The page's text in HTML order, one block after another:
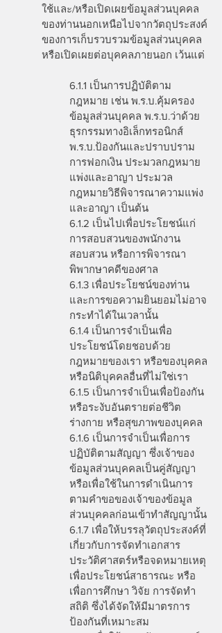
ใช้และ/หรือเปิดเผยข้อมูลส่วนบุคคล
ของท่านนอกเหนือไปจากวัตถุประสงค์
ของการเก็บรวบรวมข้อมูลส่วนบุคคล
หรือเปิดเผยต่อบุคคลภายนอก เว้นแต่
6.1.1 เป็นการปฏิบัติตาม
กฎหมาย เช่น พ.ร.บ.คุ้มครอง
ข้อมูลส่วนบุคคล พ.ร.บ.ว่าด้วย
ธุรกรรมทางอิเล็กทรอนิกส์
พ.ร.บ.ป้องกันและปราบปราม
การฟอกเงิน ประมวลกฎหมาย
แพ่งและอาญา ประมวล
กฎหมายวิธีพิจารณาความแพ่ง
และอาญา เป็นต้น
6.1.2 เป็นไปเพื่อประโยชน์แก่
การสอบสวนของพนักงาน
สอบสวน หรือการพิจารณา
พิพากษาคดีของศาล
6.1.3 เพื่อประโยชน์ของท่าน
และการขอความยินยอมไม่อาจ
กระทำได้ในเวลานั้น
6.1.4 เป็นการจำเป็นเพื่อ
ประโยชน์โดยชอบด้วย
กฎหมายของเรา หรือของบุคคล
หรือนิติบุคคลอื่นที่ไม่ใช่เรา
6.1.5 เป็นการจำเป็นเพื่อป้องกัน
หรือระงับอันตรายต่อชีวิต
ร่างกาย หรือสุขภาพของบุคคล
6.1.6 เป็นการจำเป็นเพื่อการ
ปฏิบัติตามสัญญา ซึ่งเจ้าของ
ข้อมูลส่วนบุคคลเป็นคู่สัญญา
หรือเพื่อใช้ในการดำเนินการ
ตามคำขอของเจ้าของข้อมูล
ส่วนบุคคลก่อนเข้าทำสัญญานั้น
6.1.7 เพื่อให้บรรลุวัตถุประสงค์ที่
เกี่ยวกับการจัดทำเอกสาร
ประวัติศาสตร์หรือจดหมายเหตุ
เพื่อประโยชน์สาธารณะ หรือ
เพื่อการศึกษา วิจัย การจัดทำ
สถิติ ซึ่งได้จัดให้มีมาตรการ
ป้องกันที่เหมาะสม